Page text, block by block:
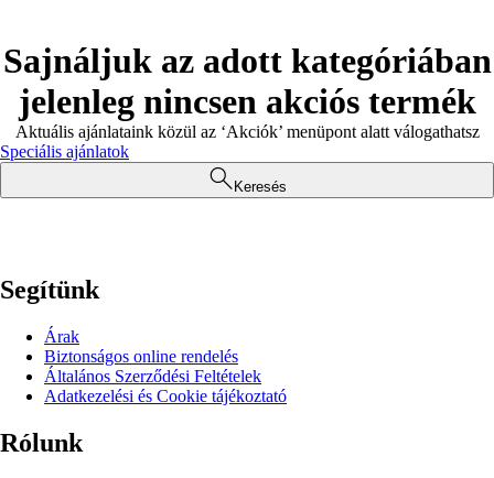
Sajnáljuk az adott kategóriában
jelenleg nincsen akciós termék
Aktuális ajánlataink közül az ‘Akciók’ menüpont alatt válogathatsz
Speciális ajánlatok
Keresés
Segítünk
Árak
Biztonságos online rendelés
Általános Szerződési Feltételek
Adatkezelési és Cookie tájékoztató
Rólunk